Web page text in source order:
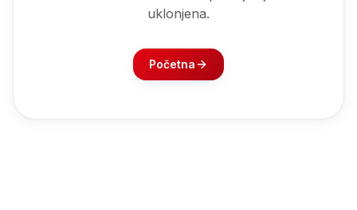
uklonjena.
Početna